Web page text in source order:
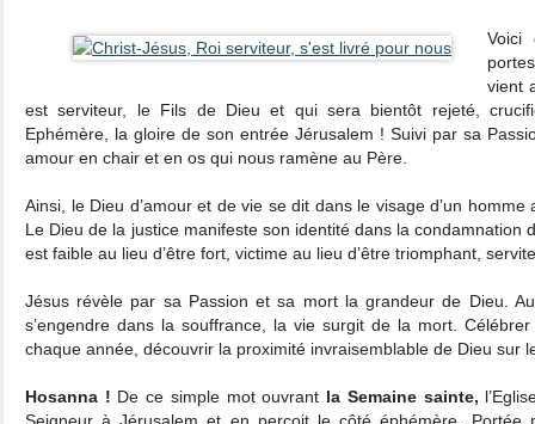
Voici
vient
est serviteur, le Fils de Dieu et qui sera bientôt rejeté,
Ephémère, la gloire de son entrée Jérusalem ! Suivi par sa
amour en chair et en os qui nous ramène au Père.
Ainsi, le Dieu d’amour et de vie se dit dans le visage d’un
Le Dieu de la justice manifeste son identité dans la condamnation
est faible au lieu d’être fort, victime au lieu d’être triomphant,
Jésus révèle par sa Passion et sa mort la grandeur de Dieu.
s’engendre dans la souffrance, la vie surgit de la mort.
chaque année, découvrir la proximité invraisemblable de Dieu sur
Hosanna ! De ce simple mot ouvrant la Semaine sainte,